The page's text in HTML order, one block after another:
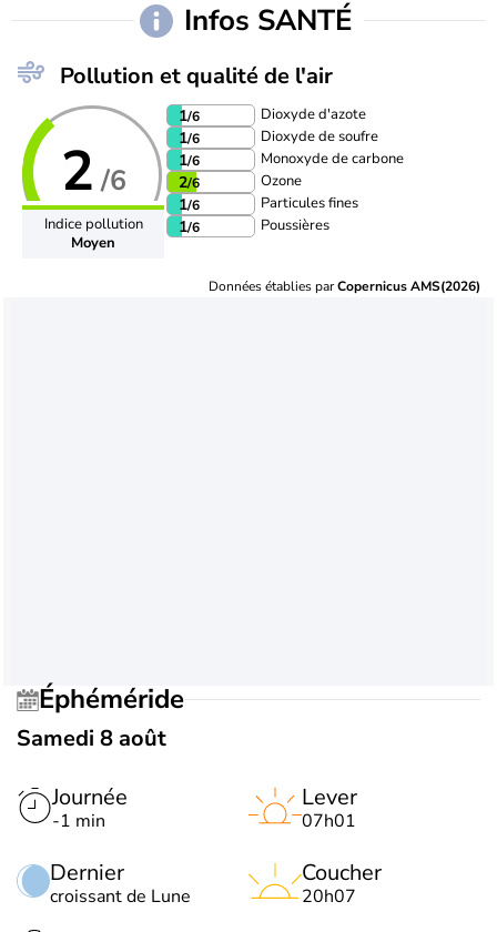
Infos SANTÉ
Pollution et qualité de l'air
2 /6
Indice pollution
Moyen
1/6 Dioxyde d'azote
1/6 Dioxyde de soufre
1/6 Monoxyde de carbone
2/6 Ozone
1/6 Particules fines
1/6 Poussières
Données établies parCopernicus AMS(2026)
Éphéméride
Samedi 8 août
Journée
-1 min
Dernier
croissant de Lune
Lever
07h01
Coucher
20h07